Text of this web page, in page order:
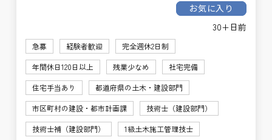
お気に入り
30+日前
急募 経験者歓迎
完全週休2日制
年間休日120日以上
残業少なめ
社宅完備
住宅手当あり
都道府県の土木・建設部門
市区町村の建設・都市計画課
技術士（建設部門）
技術士補（建設部門）
1級土木施工管理技士